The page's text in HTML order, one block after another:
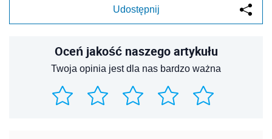
Udostępnij
Oceń jakość naszego artykułu
Twoja opinia jest dla nas bardzo ważna